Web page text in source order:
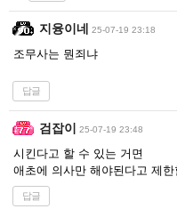
지융이네 25-07-19 23:18
조무사는 뭔죄냐
답글
검잡이 25-07-19 23:48
시킨다고 할 수 있는 거면
애초에 의사만 해야된다고 제
답글